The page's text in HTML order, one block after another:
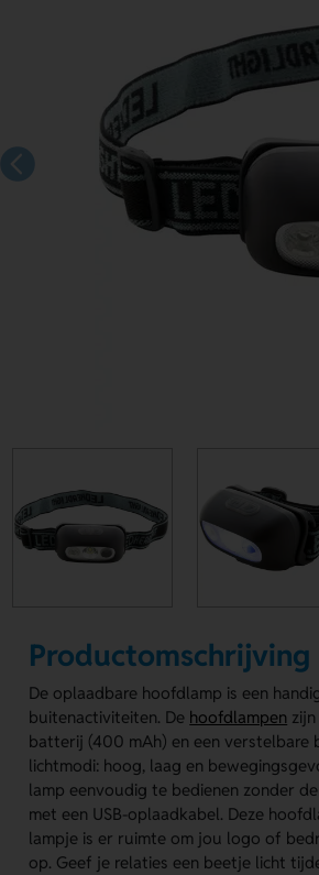
Productomschrijving
De oplaadbare hoofdlamp is een
buitenactiviteiten. De hoofdlampen
batterij (400 mAh) en een verstelbare
lichtmodi: hoog, laag en
lamp eenvoudig te bedienen zonder
met een USB-oplaadkabel. Deze
lampje is er ruimte om jou logo of
op. Geef je relaties een beetje licht